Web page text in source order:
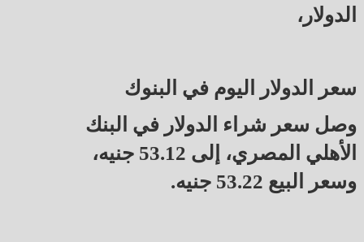
الدولار،
سعر الدولار اليوم في البنوك
وصل سعر شراء الدولار في البنك
الأهلي المصري، إلى 53.12 جنيه،
وسعر البيع 53.22 جنيه.